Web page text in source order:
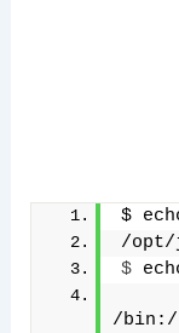
$
/opt/
$
/bin:/